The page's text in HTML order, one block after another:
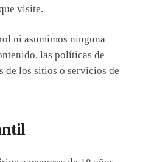
visite.
ni asumimos ninguna
las políticas de
de los sitios o servicios de